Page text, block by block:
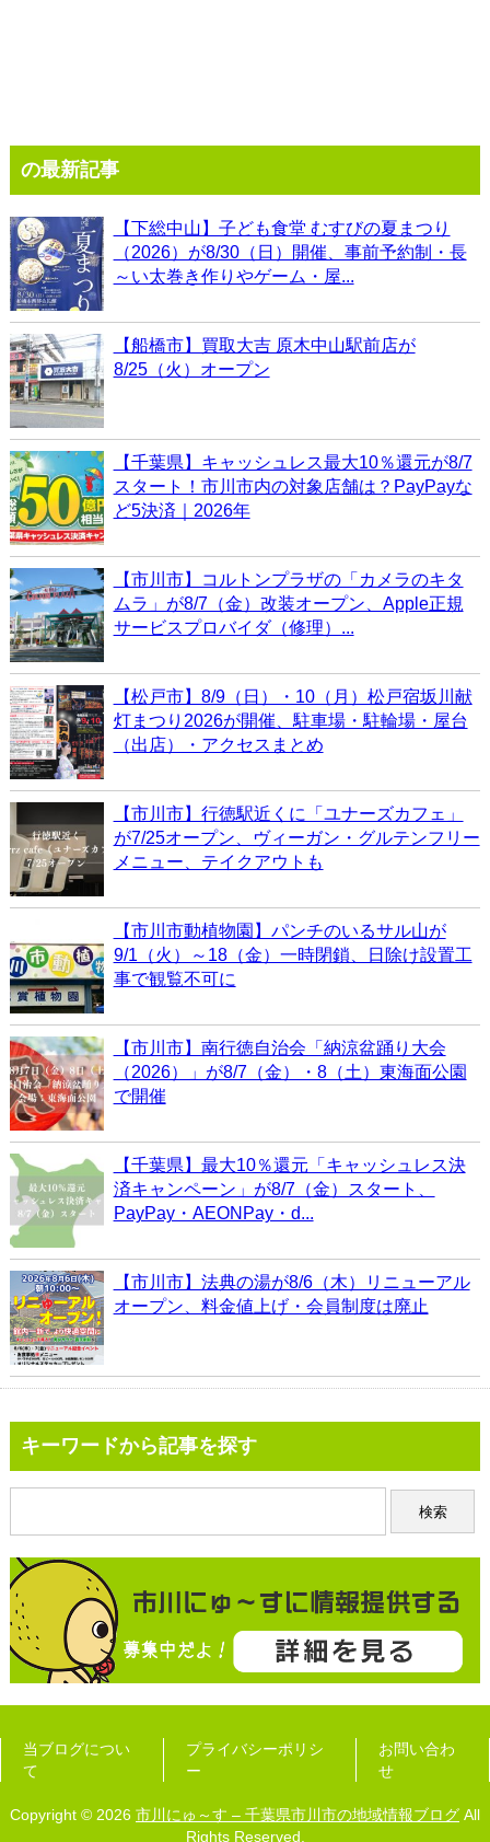
の最新記事
【下総中山】子ども食堂 むすびの夏まつり
（2026）が8/30（日）開催、事前予約制・長
～い太巻き作りやゲーム・屋...
【船橋市】買取大吉 原木中山駅前店が
8/25（火）オープン
【千葉県】キャッシュレス最大10％還元が8/7
スタート！市川市内の対象店舗は？PayPayな
ど5決済｜2026年
【市川市】コルトンプラザの「カメラのキタ
ムラ」が8/7（金）改装オープン、Apple正規
サービスプロバイダ（修理）...
【松戸市】8/9（日）・10（月）松戸宿坂川献
灯まつり2026が開催、駐車場・駐輪場・屋台
（出店）・アクセスまとめ
【市川市】行徳駅近くに「ユナーズカフェ」
が7/25オープン、ヴィーガン・グルテンフリー
メニュー、テイクアウトも
【市川市動植物園】パンチのいるサル山が
9/1（火）～18（金）一時閉鎖、日除け設置工
事で観覧不可に
【市川市】南行徳自治会「納涼盆踊り大会
（2026）」が8/7（金）・8（土）東海面公園
で開催
【千葉県】最大10％還元「キャッシュレス決
済キャンペーン」が8/7（金）スタート、
PayPay・AEONPay・d...
【市川市】法典の湯が8/6（木）リニューアル
オープン、料金値上げ・会員制度は廃止
キーワードから記事を探す
当ブログについ
て
プライバシーポリシ
ー
お問い合わ
せ
Copyright © 2026 市川にゅ～す – 千葉県市川市の地域情報ブログ All
Rights Reserved.